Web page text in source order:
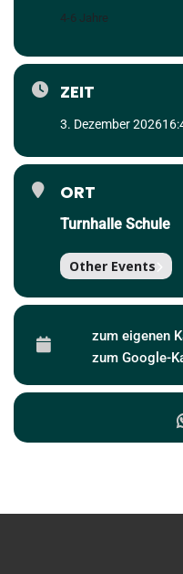
4-6 Jahre
ZEIT
3. Dezember 2026
ORT
Turnhalle Schule
Other Events
zum eigenen
zum Google-